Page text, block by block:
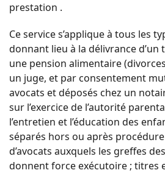
prestation .
Ce service s’applique à tous les
donnant lieu à la délivrance
une pension alimentaire
un juge, et par consentement
avocats et déposés chez un
sur l’exercice de l’autorité
l’entretien et l’éducation des
séparés hors ou après
d’avocats auxquels les greffes
donnent force exécutoire ; titres